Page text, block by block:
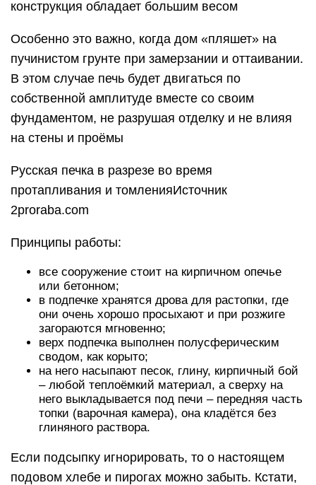
конструкция обладает большим весом
Особенно это важно, когда дом «пляшет» на
пучинистом грунте при замерзании и оттаивании.
В этом случае печь будет двигаться по
собственной амплитуде вместе со своим
фундаментом, не разрушая отделку и не влияя
на стены и проёмы
Русская печка в разрезе во время
протапливания и томленияИсточник
2proraba.com
Принципы работы:
все сооружение стоит на кирпичном опечье
или бетонном;
в подпечке хранятся дрова для растопки, где
они очень хорошо просыхают и при розжиге
загораются мгновенно;
верх подпечка выполнен полусферическим
сводом, как корыто;
на него насыпают песок, глину, кирпичный бой
– любой теплоёмкий материал, а сверху на
него выкладывается под печи – передняя часть
топки (варочная камера), она кладётся без
глиняного раствора.
Если подсыпку игнорировать, то о настоящем
подовом хлебе и пирогах можно забыть. Кстати,